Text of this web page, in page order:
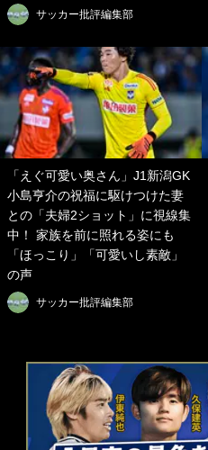
サッカー批評編集部
「えぐ可愛い奥さん」J1新潟GK
小島亨介の祝福に駆けつけた妻
との「夫婦2ショット」に視線集
中！ 家族を前に照れる姿にも
「ほっこり」「可愛いし素敵」
の声
サッカー批評編集部